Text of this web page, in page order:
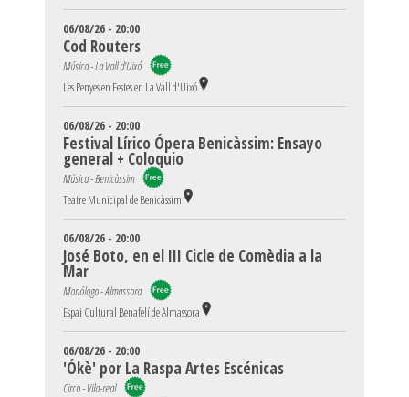
06/08/26 - 20:00
Cod Routers
Música - La Vall d'Uixó
Les Penyes en Festes en La Vall d'Uixó
06/08/26 - 20:00
Festival Lírico Ópera Benicàssim: Ensayo
general + Coloquio
Música - Benicàssim
Teatre Municipal de Benicàssim
06/08/26 - 20:00
José Boto, en el III Cicle de Comèdia a la
Mar
Monólogo - Almassora
Espai Cultural Benafelí de Almassora
06/08/26 - 20:00
'Ókè' por La Raspa Artes Escénicas
Circo - Vila-real